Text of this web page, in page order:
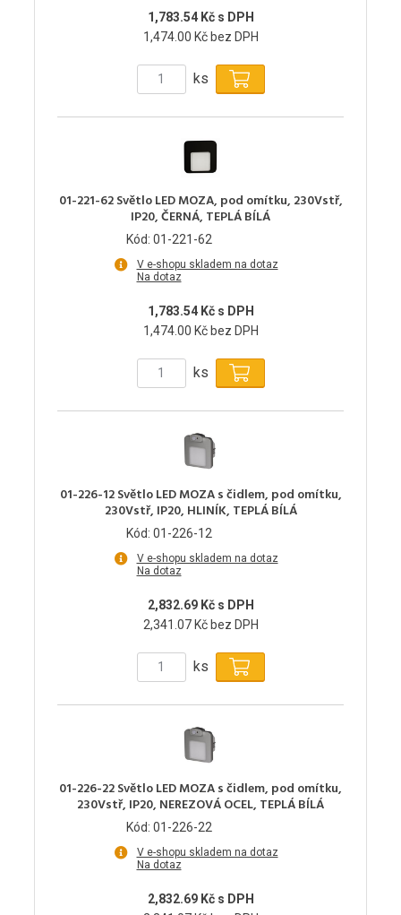
1,783.54 Kč s DPH
1,474.00 Kč bez DPH
ks
01-221-62 Světlo LED MOZA, pod omítku, 230Vstř,
IP20, ČERNÁ, TEPLÁ BÍLÁ
Kód: 01-221-62
V e-shopu skladem na dotaz
Na dotaz
1,783.54 Kč s DPH
1,474.00 Kč bez DPH
ks
01-226-12 Světlo LED MOZA s čidlem, pod omítku,
230Vstř, IP20, HLINÍK, TEPLÁ BÍLÁ
Kód: 01-226-12
V e-shopu skladem na dotaz
Na dotaz
2,832.69 Kč s DPH
2,341.07 Kč bez DPH
ks
01-226-22 Světlo LED MOZA s čidlem, pod omítku,
230Vstř, IP20, NEREZOVÁ OCEL, TEPLÁ BÍLÁ
Kód: 01-226-22
V e-shopu skladem na dotaz
Na dotaz
2,832.69 Kč s DPH